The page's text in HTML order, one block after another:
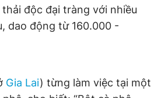
độc đại tràng với nhiều
dao động từ 160.000 -
Gia Lai) từng làm việc tại một